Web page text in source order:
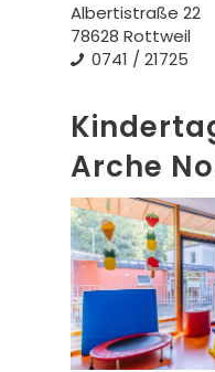
Albertistraße 22
78628 Rottweil
0741 / 21725
Arche